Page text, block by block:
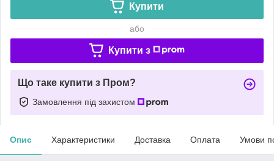
Купити
або
Купити з
Що таке купити з Пром?
Замовлення під захистом
Опис Характеристики Доставка Оплата Умови